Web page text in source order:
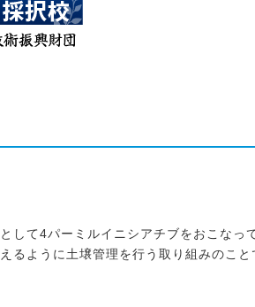
して4パーミルイニシアチブをおこなっ
るように土壌管理を行う取り組みのこと